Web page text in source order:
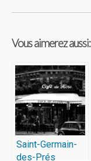
Vous aimerez aussi:
Saint-Germain-
des-Prés